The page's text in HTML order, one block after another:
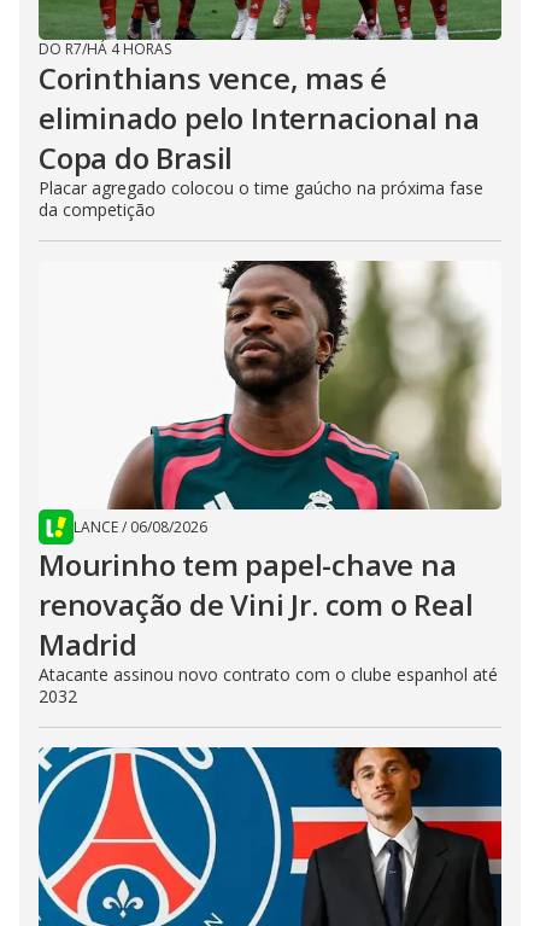
DO R7/HÁ 4 HORAS
Corinthians vence, mas é
eliminado pelo Internacional na
Copa do Brasil
Placar agregado colocou o time gaúcho na próxima fase
da competição
LANCE/ 06/08/2026
Mourinho tem papel-chave na
renovação de Vini Jr. com o Real
Madrid
Atacante assinou novo contrato com o clube espanhol até
2032